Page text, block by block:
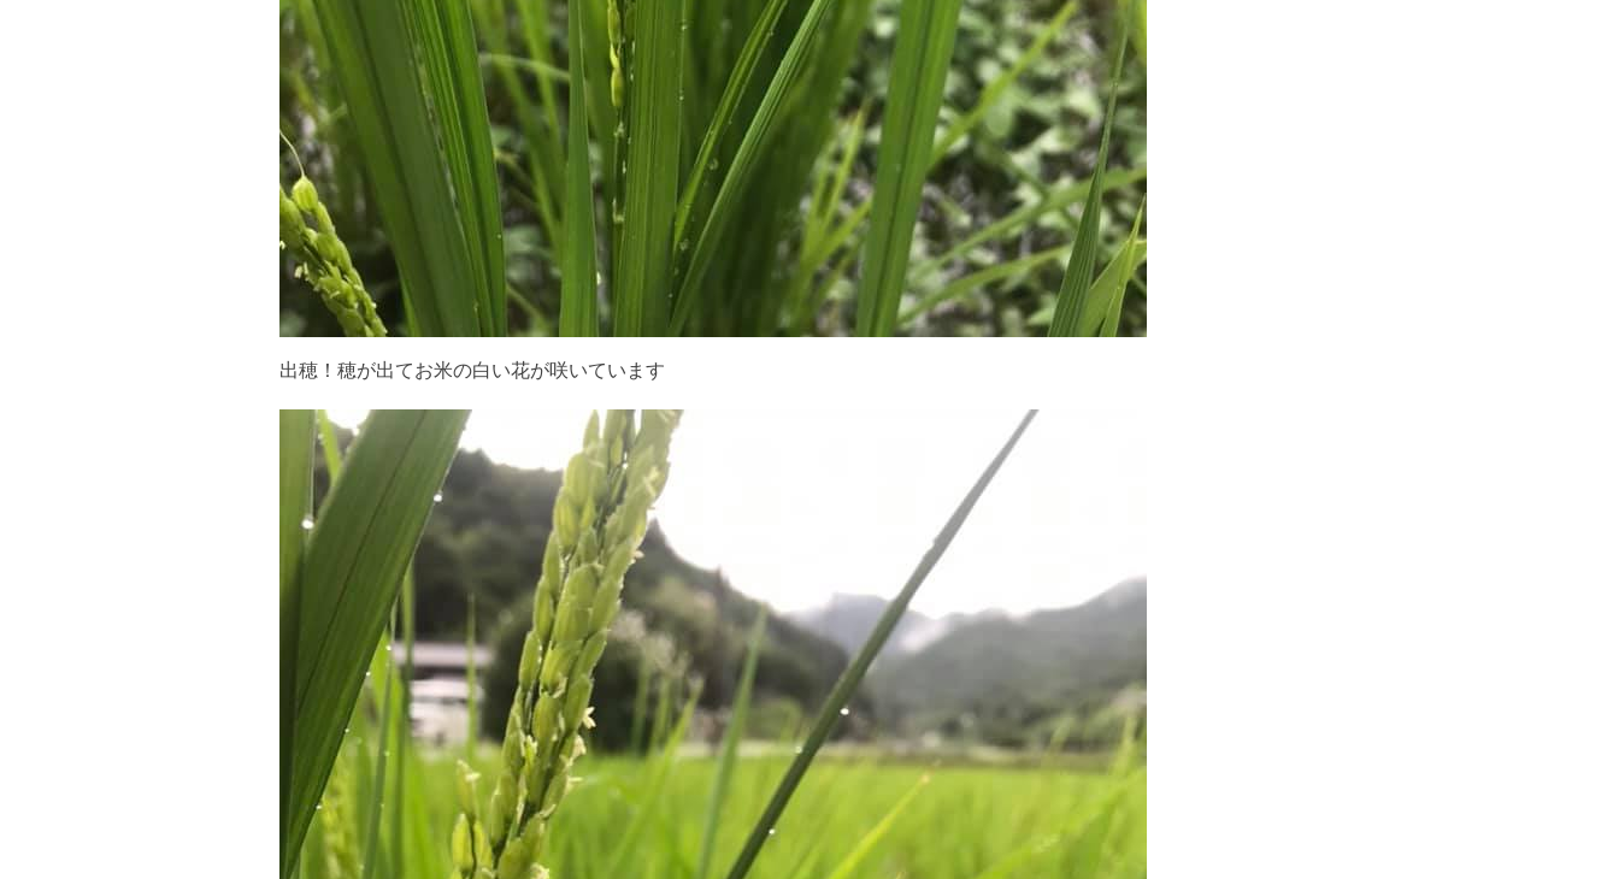
出穂！穂が出てお米の白い花が咲いています